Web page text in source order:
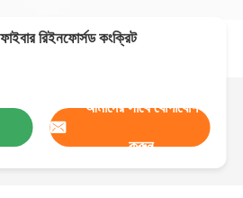
রিইনফোর্সড কংক্রিট
আমাদের সাথে যোগাযোগ
করুন